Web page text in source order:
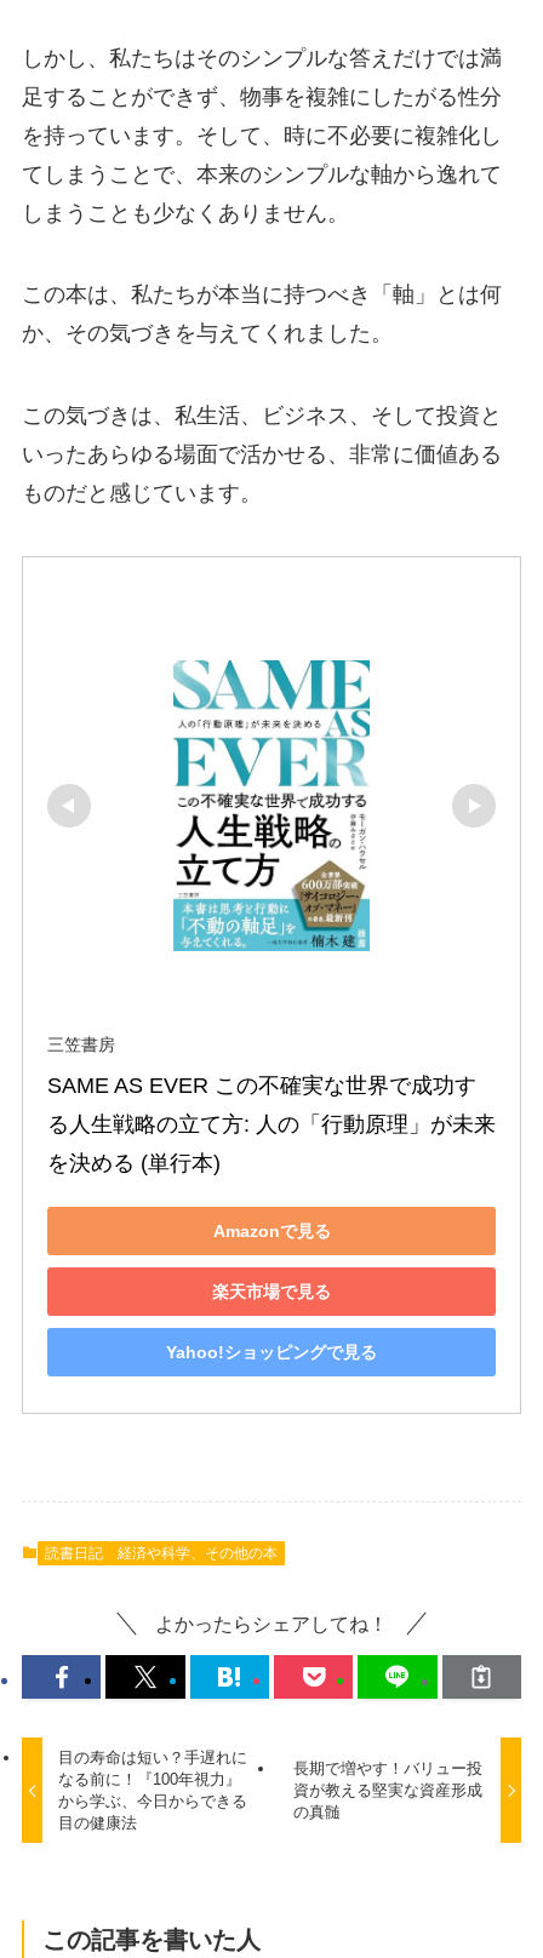
しかし、私たちはそのシンプルな答えだけでは満
足することができず、物事を複雑にしたがる性分
を持っています。そして、時に不必要に複雑化し
てしまうことで、本来のシンプルな軸から逸れて
しまうことも少なくありません。
この本は、私たちが本当に持つべき「軸」とは何
か、その気づきを与えてくれました。
この気づきは、私生活、ビジネス、そして投資と
いったあらゆる場面で活かせる、非常に価値ある
ものだと感じています。
三笠書房
SAME AS EVER この不確実な世界で成功す
る人生戦略の立て方: 人の「行動原理」が未来
を決める (単行本)
Amazonで見る
楽天市場で見る
Yahoo!ショッピングで見る
読書日記 経済や科学、その他の本
よかったらシェアしてね！
目の寿命は短い？手遅れに
なる前に！『100年視力』
から学ぶ、今日からできる
目の健康法
長期で増やす！バリュー投
資が教える堅実な資産形成
の真髄
この記事を書いた人